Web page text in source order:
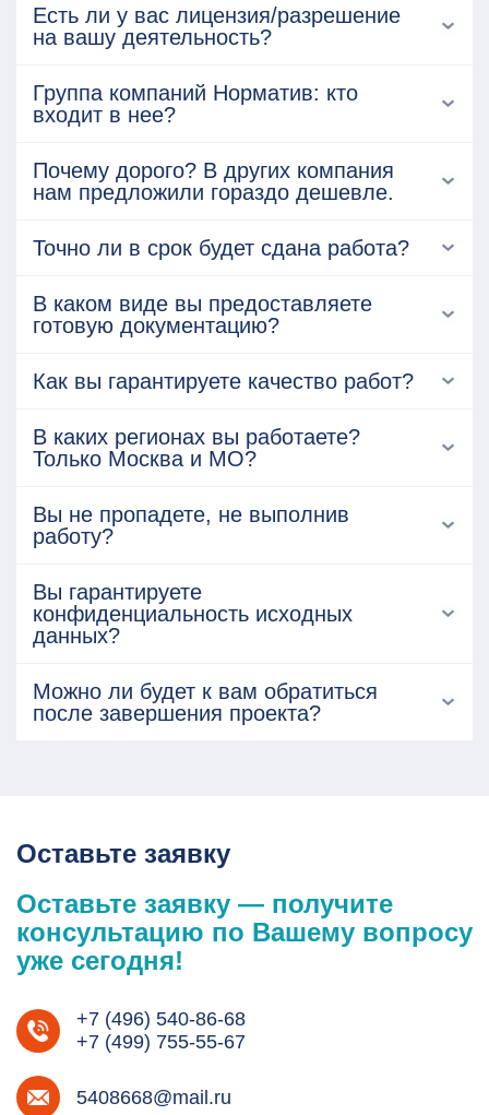
Есть ли у вас лицензия/разрешение
на вашу деятельность?
Группа компаний Норматив: кто
входит в нее?
Почему дорого? В других компания
нам предложили гораздо дешевле.
Точно ли в срок будет сдана работа?
В каком виде вы предоставляете
готовую документацию?
Как вы гарантируете качество работ?
В каких регионах вы работаете?
Только Москва и МО?
Вы не пропадете, не выполнив
работу?
Вы гарантируете
конфиденциальность исходных
данных?
Можно ли будет к вам обратиться
после завершения проекта?
Оставьте заявку
Оставьте заявку — получите
консультацию по Вашему вопросу
уже сегодня!
+7 (496) 540-86-68
+7 (499) 755-55-67
5408668@mail.ru